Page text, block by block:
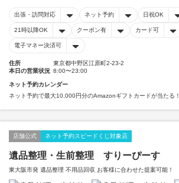
出張・訪問対応 ネット予約 日祝OK
21時以降OK クーポン有 カード可
電子マネー決済可
住所
東京都中野区江原町2-23-2
本日の営業状況 8:00〜23:00
ネット予約カレンダー
ネット予約で最大10,000円分のAmazonギフトカードが当たる！
店舗公式 ネット予約スピードくじ対象店
遺品整理・生前整理 すりーぴーす
東大阪市発 遺品整理 不用品回収 お客様に合わせた提案可能！